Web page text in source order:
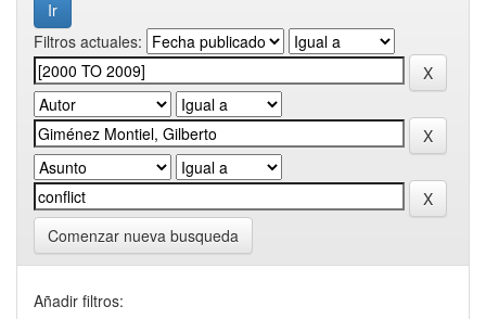
Filtros actuales:
Comenzar nueva busqueda
Añadir filtros: